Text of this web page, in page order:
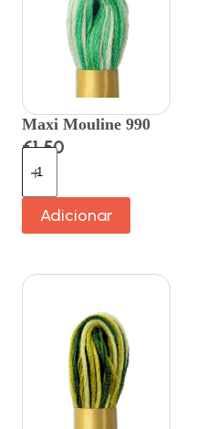
Maxi Mouline 990
€1.50
Adicionar